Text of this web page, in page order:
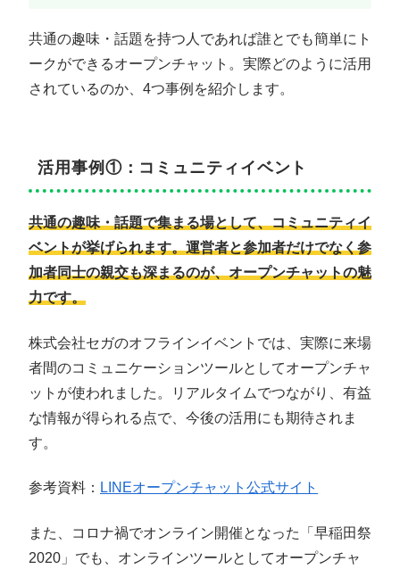
共通の趣味・話題を持つ人であれば誰とでも簡単にト
ークができるオープンチャット。実際どのように活用
されているのか、4つ事例を紹介します。
活用事例①：コミュニティイベント
共通の趣味・話題で集まる場として、コミュニティイ
ベントが挙げられます。運営者と参加者だけでなく参
加者同士の親交も深まるのが、オープンチャットの魅
力です。
株式会社セガのオフラインイベントでは、実際に来場
者間のコミュニケーションツールとしてオープンチャ
ットが使われました。リアルタイムでつながり、有益
な情報が得られる点で、今後の活用にも期待されま
す。
参考資料： LINEオープンチャット公式サイト
また、コロナ禍でオンライン開催となった「早稲田祭
2020」でも、オンラインツールとしてオープンチャ